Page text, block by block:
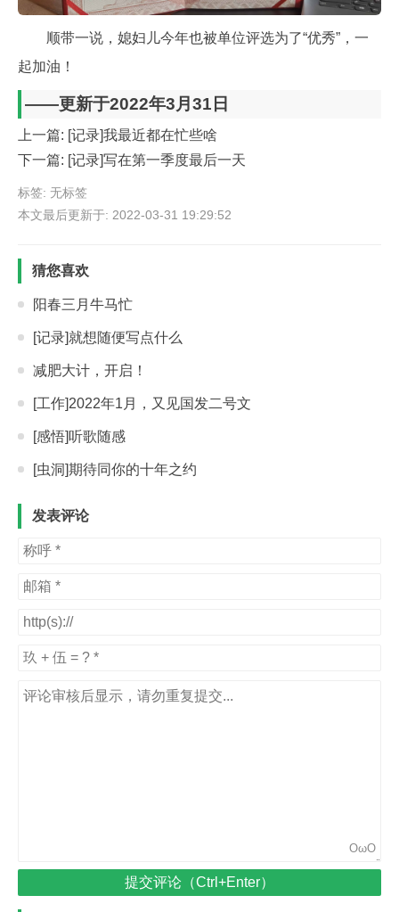
顺带一说，媳妇儿今年也被单位评选为了“优秀”，一
起加油！
——更新于2022年3月31日
上一篇: [记录]我最近都在忙些啥
下一篇: [记录]写在第一季度最后一天
标签: 无标签
本文最后更新于: 2022-03-31 19:29:52
猜您喜欢
阳春三月牛马忙
[记录]就想随便写点什么
减肥大计，开启！
[工作]2022年1月，又见国发二号文
[感悟]听歌随感
[虫洞]期待同你的十年之约
发表评论
OωO
提交评论（Ctrl+Enter）